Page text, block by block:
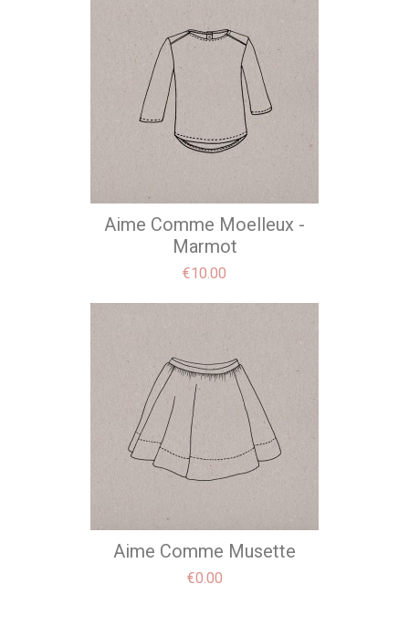
Aime Comme Moelleux -
Marmot
Price
€10.00
Aime Comme Musette
Price
€0.00